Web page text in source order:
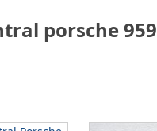
porsche 959